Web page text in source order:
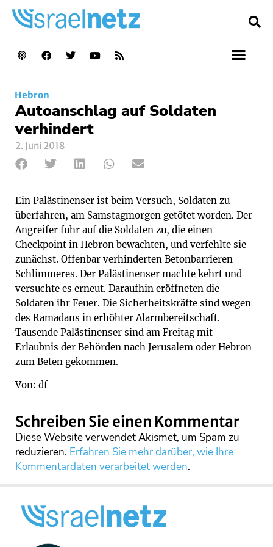
Hebron
Autoanschlag auf Soldaten
verhindert
2. Juni 2018
Ein Palästinenser ist beim Versuch, Soldaten zu
überfahren, am Samstagmorgen getötet worden. Der
Angreifer fuhr auf die Soldaten zu, die einen
Checkpoint in Hebron bewachten, und verfehlte sie
zunächst. Offenbar verhinderten Betonbarrieren
Schlimmeres. Der Palästinenser machte kehrt und
versuchte es erneut. Daraufhin eröffneten die
Soldaten ihr Feuer. Die Sicherheitskräfte sind wegen
des Ramadans in erhöhter Alarmbereitschaft.
Tausende Palästinenser sind am Freitag mit
Erlaubnis der Behörden nach Jerusalem oder Hebron
zum Beten gekommen.
Von: df
Schreiben Sie einen Kommentar
Diese Website verwendet Akismet, um Spam zu
reduzieren. Erfahren Sie mehr darüber, wie Ihre
Kommentardaten verarbeitet werden.